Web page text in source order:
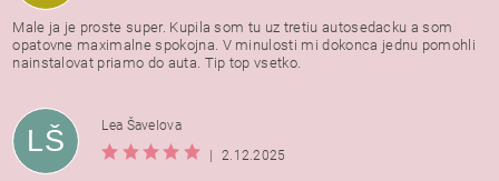
Male ja je proste super. Kupila som tu uz tretiu autosedacku a som
opatovne maximalne spokojna. V minulosti mi dokonca jednu pomohli
nainstalovat priamo do auta. Tip top vsetko.
LŠ
Lea Šavelova
|
2.12.2025